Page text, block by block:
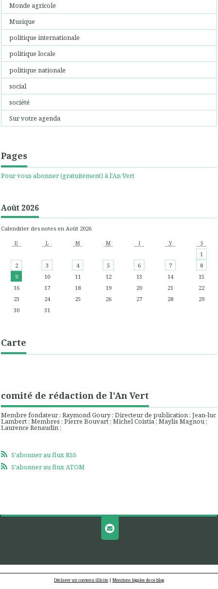
Monde agricole
Musique
politique internationale
politique locale
politique nationale
social
société
Sur votre agenda
Pages
Pour vous abonner (gratuitement) à l'An Vert
Août 2026
Calendrier des notes en Août 2026
D L M M J V S
1
2
3 4 5 6 7
8
9
10 11 12 13 14
15
16
17 18 19 20 21
22
23
24 25 26 27 28
29
30
31
Carte
comité de rédaction de l'An Vert
Membre fondateur : Raymond Goury ; Directeur de publication : Jean-luc
Lambert ; Membres : Pierre Bouvart ; Michel Coistia ; Maylis Magnou ;
Laurence Renaudin ;
S'abonner au flux RSS
S'abonner au flux ATOM
Déclarer un contenu illicite | Mentions légales de ce blog